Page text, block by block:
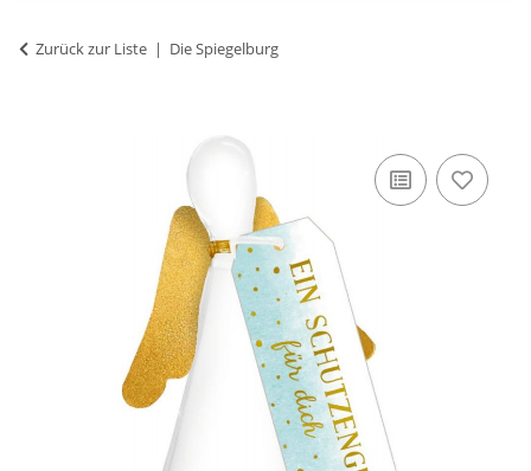
Zurück zur Liste Die Spiegelburg